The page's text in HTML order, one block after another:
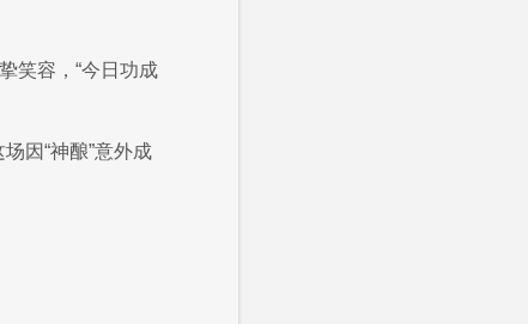
笑容，“今日功成
因“神酿”意外成